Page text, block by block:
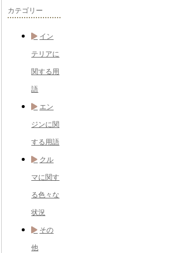
カテゴリー
イン
テリアに
関する用
語
エン
ジンに関
する用語
クル
マに関す
る色々な
状況
その
他